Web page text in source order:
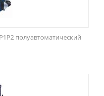
полуавтоматический